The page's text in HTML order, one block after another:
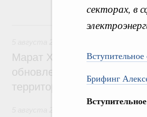
секторах, в
Брифинг
5
Марат Хуснуллин: Более
обновлено в России при
территорий